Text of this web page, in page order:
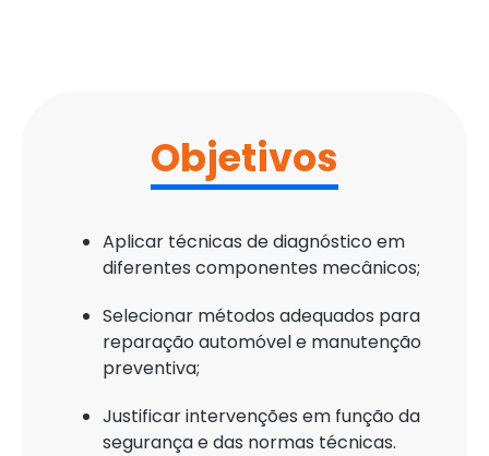
Objetivos
Aplicar técnicas de diagnóstico em
diferentes componentes mecânicos;
Selecionar métodos adequados para
reparação automóvel e manutenção
preventiva;
Justificar intervenções em função da
segurança e das normas técnicas.